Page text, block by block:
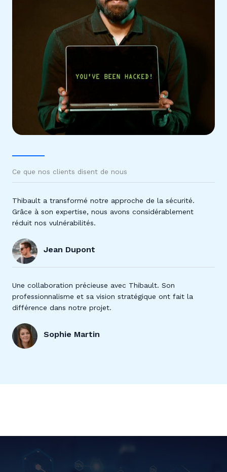
Ce que nos clients disent de nous
Thibault a transformé notre approche de la sécurité.
Grâce à son expertise, nous avons considérablement
réduit nos vulnérabilités.
Jean Dupont
Une collaboration précieuse avec Thibault. Son
professionnalisme et sa vision stratégique ont fait la
différence dans notre projet.
Sophie Martin